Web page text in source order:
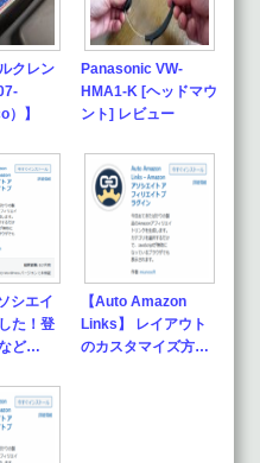
クレン
】
Panasonic VW-
HMA1-K [ヘッドマウ
ント] レビュー
シエイ
た！登
ど…
【Auto Amazon
Links】 レイアウト
のカスタマイズ方…